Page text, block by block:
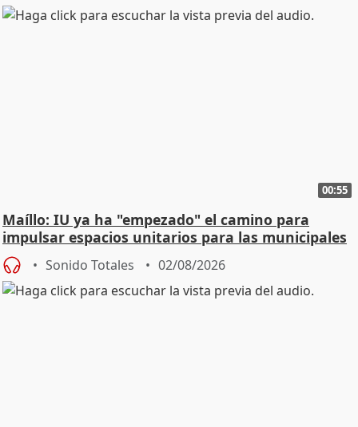
00:55
Maíllo: IU ya ha "empezado" el camino para
impulsar espacios unitarios para las municipales
Sonido Totales 02/08/2026